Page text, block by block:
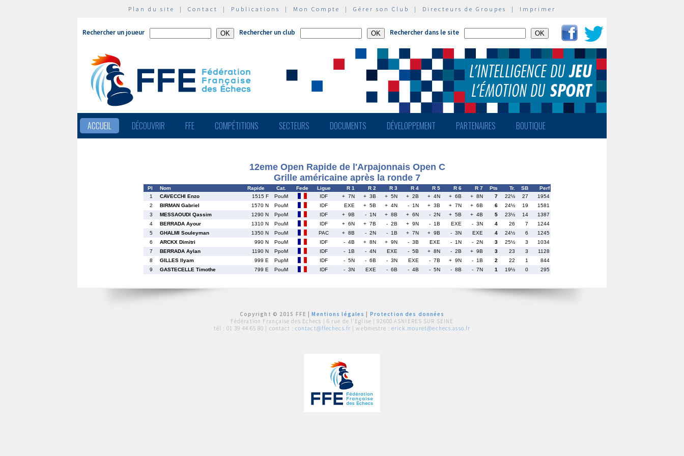
Plan du site | Contact | Publications | Mon Compte | Gérer son Club | Directeurs de Groupes | Imprimer
Rechercher un joueur Rechercher un club Rechercher dans le site
ACCUEIL DÉCOUVRIR FFE COMPÉTITIONS SECTEURS DOCUMENTS DÉVELOPPEMENT PARTENAIRES BOUTIQUE
12eme Open Rapide de l'Arpajonnais Open C
Grille américaine après la ronde 7
Pl Nom Rapide Cat. Fede Ligue R 1 R 2 R 3 R 4 R 5 R 6 R 7 Pts Tr. SB
Perf
1
CAVECCHI Enzo 1515 F PouM IDF + 7N + 3B + 5N + 2B + 4N + 6B + 8N 7 22½ 27
1954
2
BIRMAN Gabriel 1570 N PouM IDF EXE + 5B + 4N - 1N + 3B + 7N + 6B 6 24½ 19
1581
3
MESSAOUDI Qassim 1290 N PpoM IDF + 9B - 1N + 8B + 6N - 2N + 5B + 4B 5 23½ 14
1387
4
BERRADA Ayour 1310 N PouM IDF + 6N + 7B - 2B + 9N - 1B EXE - 3N 4 26 7
1244
5
GHALMI Souleyman 1350 N PouM PAC + 8B - 2N - 1B + 7N + 9B - 3N EXE 4 24½ 6
1245
6
ARCKX Dimitri 990 N PouM IDF - 4B + 8N + 9N - 3B EXE - 1N - 2N 3 25½ 3
1034
7
BERRADA Aylan 1190 N PpoM IDF - 1B - 4N EXE - 5B + 8N - 2B + 9B 3 23 3
1128
8
GILLES Ilyam 999 E PupM IDF - 5N - 6B - 3N EXE - 7B + 9N - 1B 2 22 1
844
9
GASTECELLE Timothe 799 E PouM IDF - 3N EXE - 6B - 4B - 5N - 8B - 7N 1 19½ 0 295
Copyright © 2015 FFE |Mentions légales
Protection des données
Fédération Française des Echecs | 6 rue de l'Eglise | 92600 ASNIERES SUR SEINE
tél : 01 39 44 65 80 | contact : contact@ffechecs.fr | webmestre : erick.mouret@echecs.asso.fr